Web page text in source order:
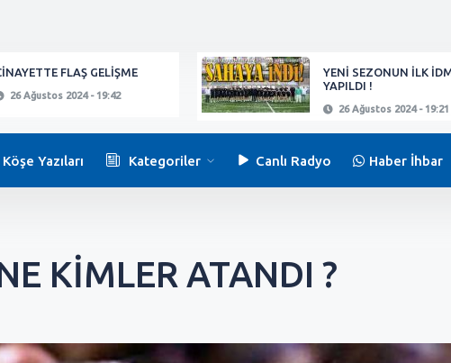
FLAŞ GELİŞME
26 Ağustos 2024 - 19:42
YENİ SEZONUN İLK
YAPILDI !
26 Ağustos 2024 - 19:21
Köşe Yazıları Kategoriler Canlı Radyo Haber İhbar
KİMLER ATANDI ?